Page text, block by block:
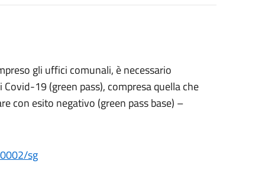
gli uffici comunali, è necessario
19 (green pass), compresa quella che
con esito negativo (green pass base) –
sg